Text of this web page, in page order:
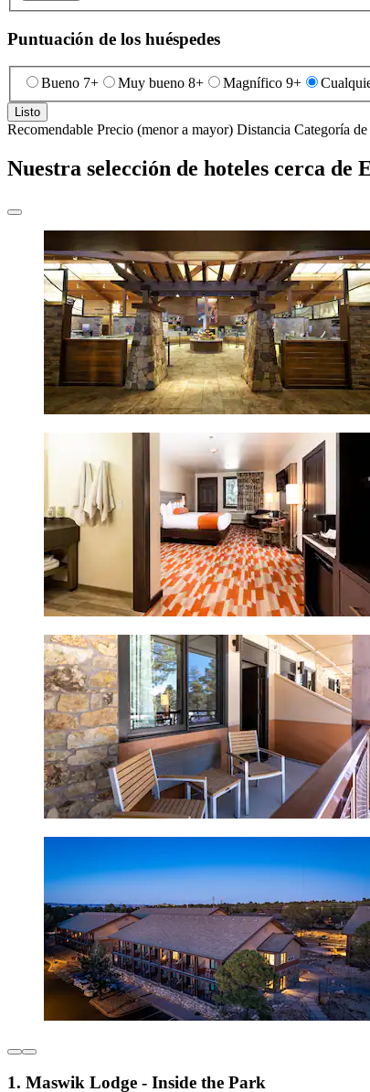
Puntuación de los huéspedes
Bueno 7+ Muy bueno 8+ Magnífico 9+
Listo
Recomendable Precio (menor a mayor) Distancia Categoría de
Nuestra selección de hoteles cerca
1. Maswik Lodge - Inside the Park